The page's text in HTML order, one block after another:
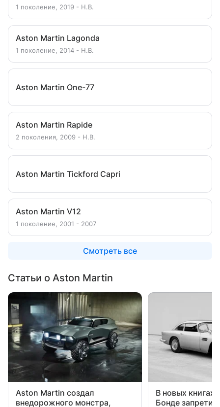
1 поколение, 2019 - Н.В.
Aston Martin Lagonda
1 поколение, 2014 - Н.В.
Aston Martin One-77
Aston Martin Rapide
2 поколения, 2009 - Н.В.
Aston Martin Tickford Capri
Aston Martin V12
1 поколение, 2001 - 2007
Смотреть все
Статьи о Aston Martin
Aston Martin создал
внедорожного монстра,
В новых
Бонде